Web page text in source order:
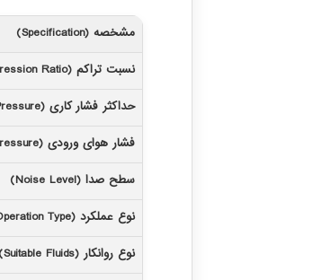
مشخصه (Specification)
نسبت تراکم (Compression Ratio)
حداکثر فشار کاری (Max Operating Pressure)
فشار هوای ورودی (Air Pressure)
سطح صدا (Noise Level)
نوع عملکرد (Operation Type)
نوع روانکار (Suitable Fluids)